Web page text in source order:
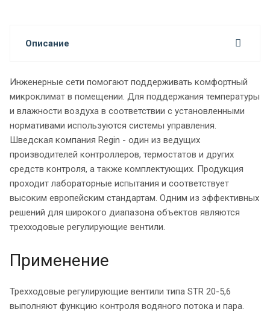
Описание
Инженерные сети помогают поддерживать комфортный
микроклимат в помещении. Для поддержания температуры
и влажности воздуха в соответствии с установленными
нормативами используются системы управления.
Шведская компания Regin - один из ведущих
производителей контроллеров, термостатов и других
средств контроля, а также комплектующих. Продукция
проходит лабораторные испытания и соответствует
высоким европейским стандартам. Одним из эффективных
решений для широкого диапазона объектов являются
трехходовые регулирующие вентили.
Применение
Трехходовые регулирующие вентили типа STR 20-5,6
выполняют функцию контроля водяного потока и пара.